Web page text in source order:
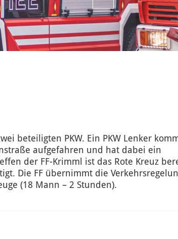
beteiligten PKW. Ein PKW Lenker
aufgefahren und hat dabei ein
der FF-Krimml ist das Rote Kreuz
Die FF übernimmt die
(18 Mann – 2 Stunden).